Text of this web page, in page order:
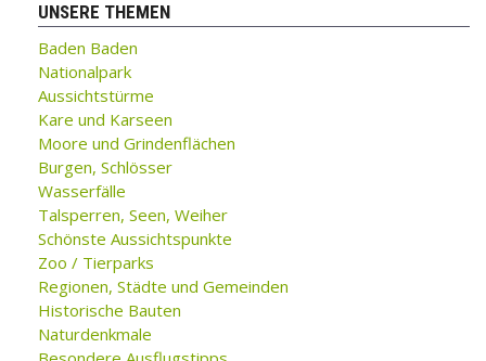
UNSERE THEMEN
Baden Baden
Nationalpark
Aussichtstürme
Kare und Karseen
Moore und Grindenflächen
Burgen, Schlösser
Wasserfälle
Talsperren, Seen, Weiher
Schönste Aussichtspunkte
Zoo / Tierparks
Regionen, Städte und Gemeinden
Historische Bauten
Naturdenkmale